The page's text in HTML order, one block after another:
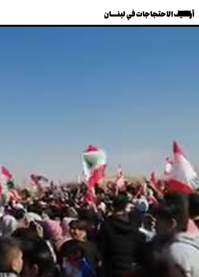
أرشيف الاحتجاجات في لبنــــان